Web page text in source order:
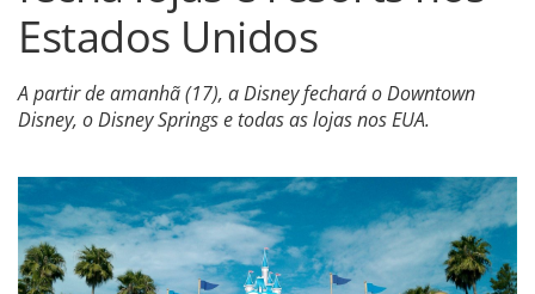
Estados Unidos
A partir de amanhã (17), a Disney fechará o Downtown
Disney, o Disney Springs e todas as lojas nos EUA.